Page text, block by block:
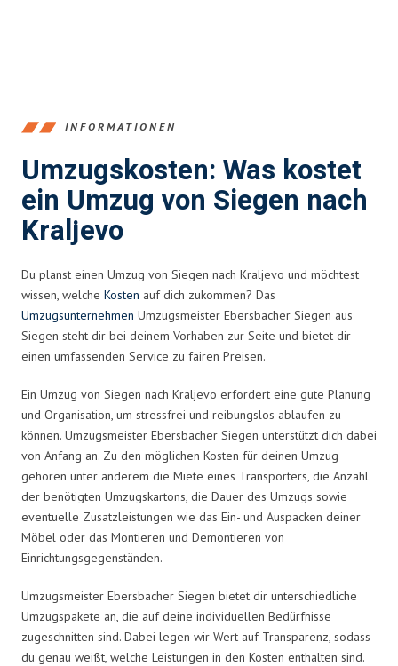
INFORMATIONEN
Umzugskosten: Was kostet
ein Umzug von Siegen nach
Kraljevo
Du planst einen Umzug von Siegen nach Kraljevo und möchtest
wissen, welche Kosten auf dich zukommen? Das
Umzugsunternehmen Umzugsmeister Ebersbacher Siegen aus
Siegen steht dir bei deinem Vorhaben zur Seite und bietet dir
einen umfassenden Service zu fairen Preisen.
Ein Umzug von Siegen nach Kraljevo erfordert eine gute Planung
und Organisation, um stressfrei und reibungslos ablaufen zu
können. Umzugsmeister Ebersbacher Siegen unterstützt dich dabei
von Anfang an. Zu den möglichen Kosten für deinen Umzug
gehören unter anderem die Miete eines Transporters, die Anzahl
der benötigten Umzugskartons, die Dauer des Umzugs sowie
eventuelle Zusatzleistungen wie das Ein- und Auspacken deiner
Möbel oder das Montieren und Demontieren von
Einrichtungsgegenständen.
Umzugsmeister Ebersbacher Siegen bietet dir unterschiedliche
Umzugspakete an, die auf deine individuellen Bedürfnisse
zugeschnitten sind. Dabei legen wir Wert auf Transparenz, sodass
du genau weißt, welche Leistungen in den Kosten enthalten sind.